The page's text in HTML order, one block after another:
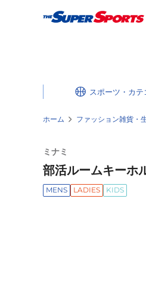
スポーツ・カテ
ホーム ファッション雑貨・
ミナミ
部活ルームキーホ
MENS LADIES KIDS